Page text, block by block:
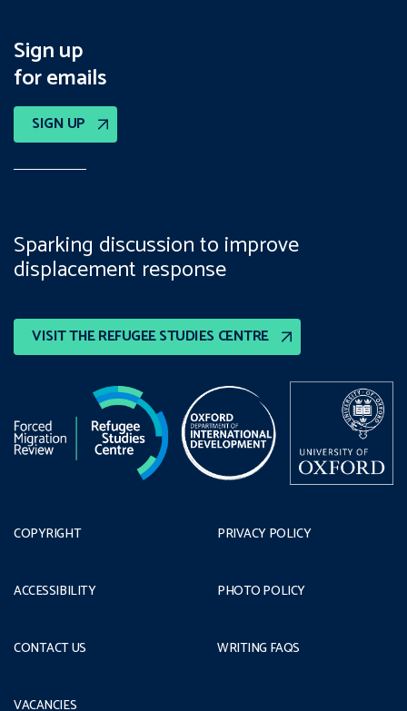
Sign up
for emails
SIGN UP
VISIT THE REFUGEE STUDIES CENTRE
Sparking discussion to improve
displacement response
COPYRIGHT
ACCESSIBILITY
CONTACT US
PRIVACY POLICY
PHOTO POLICY
WRITING FAQS
VACANCIES